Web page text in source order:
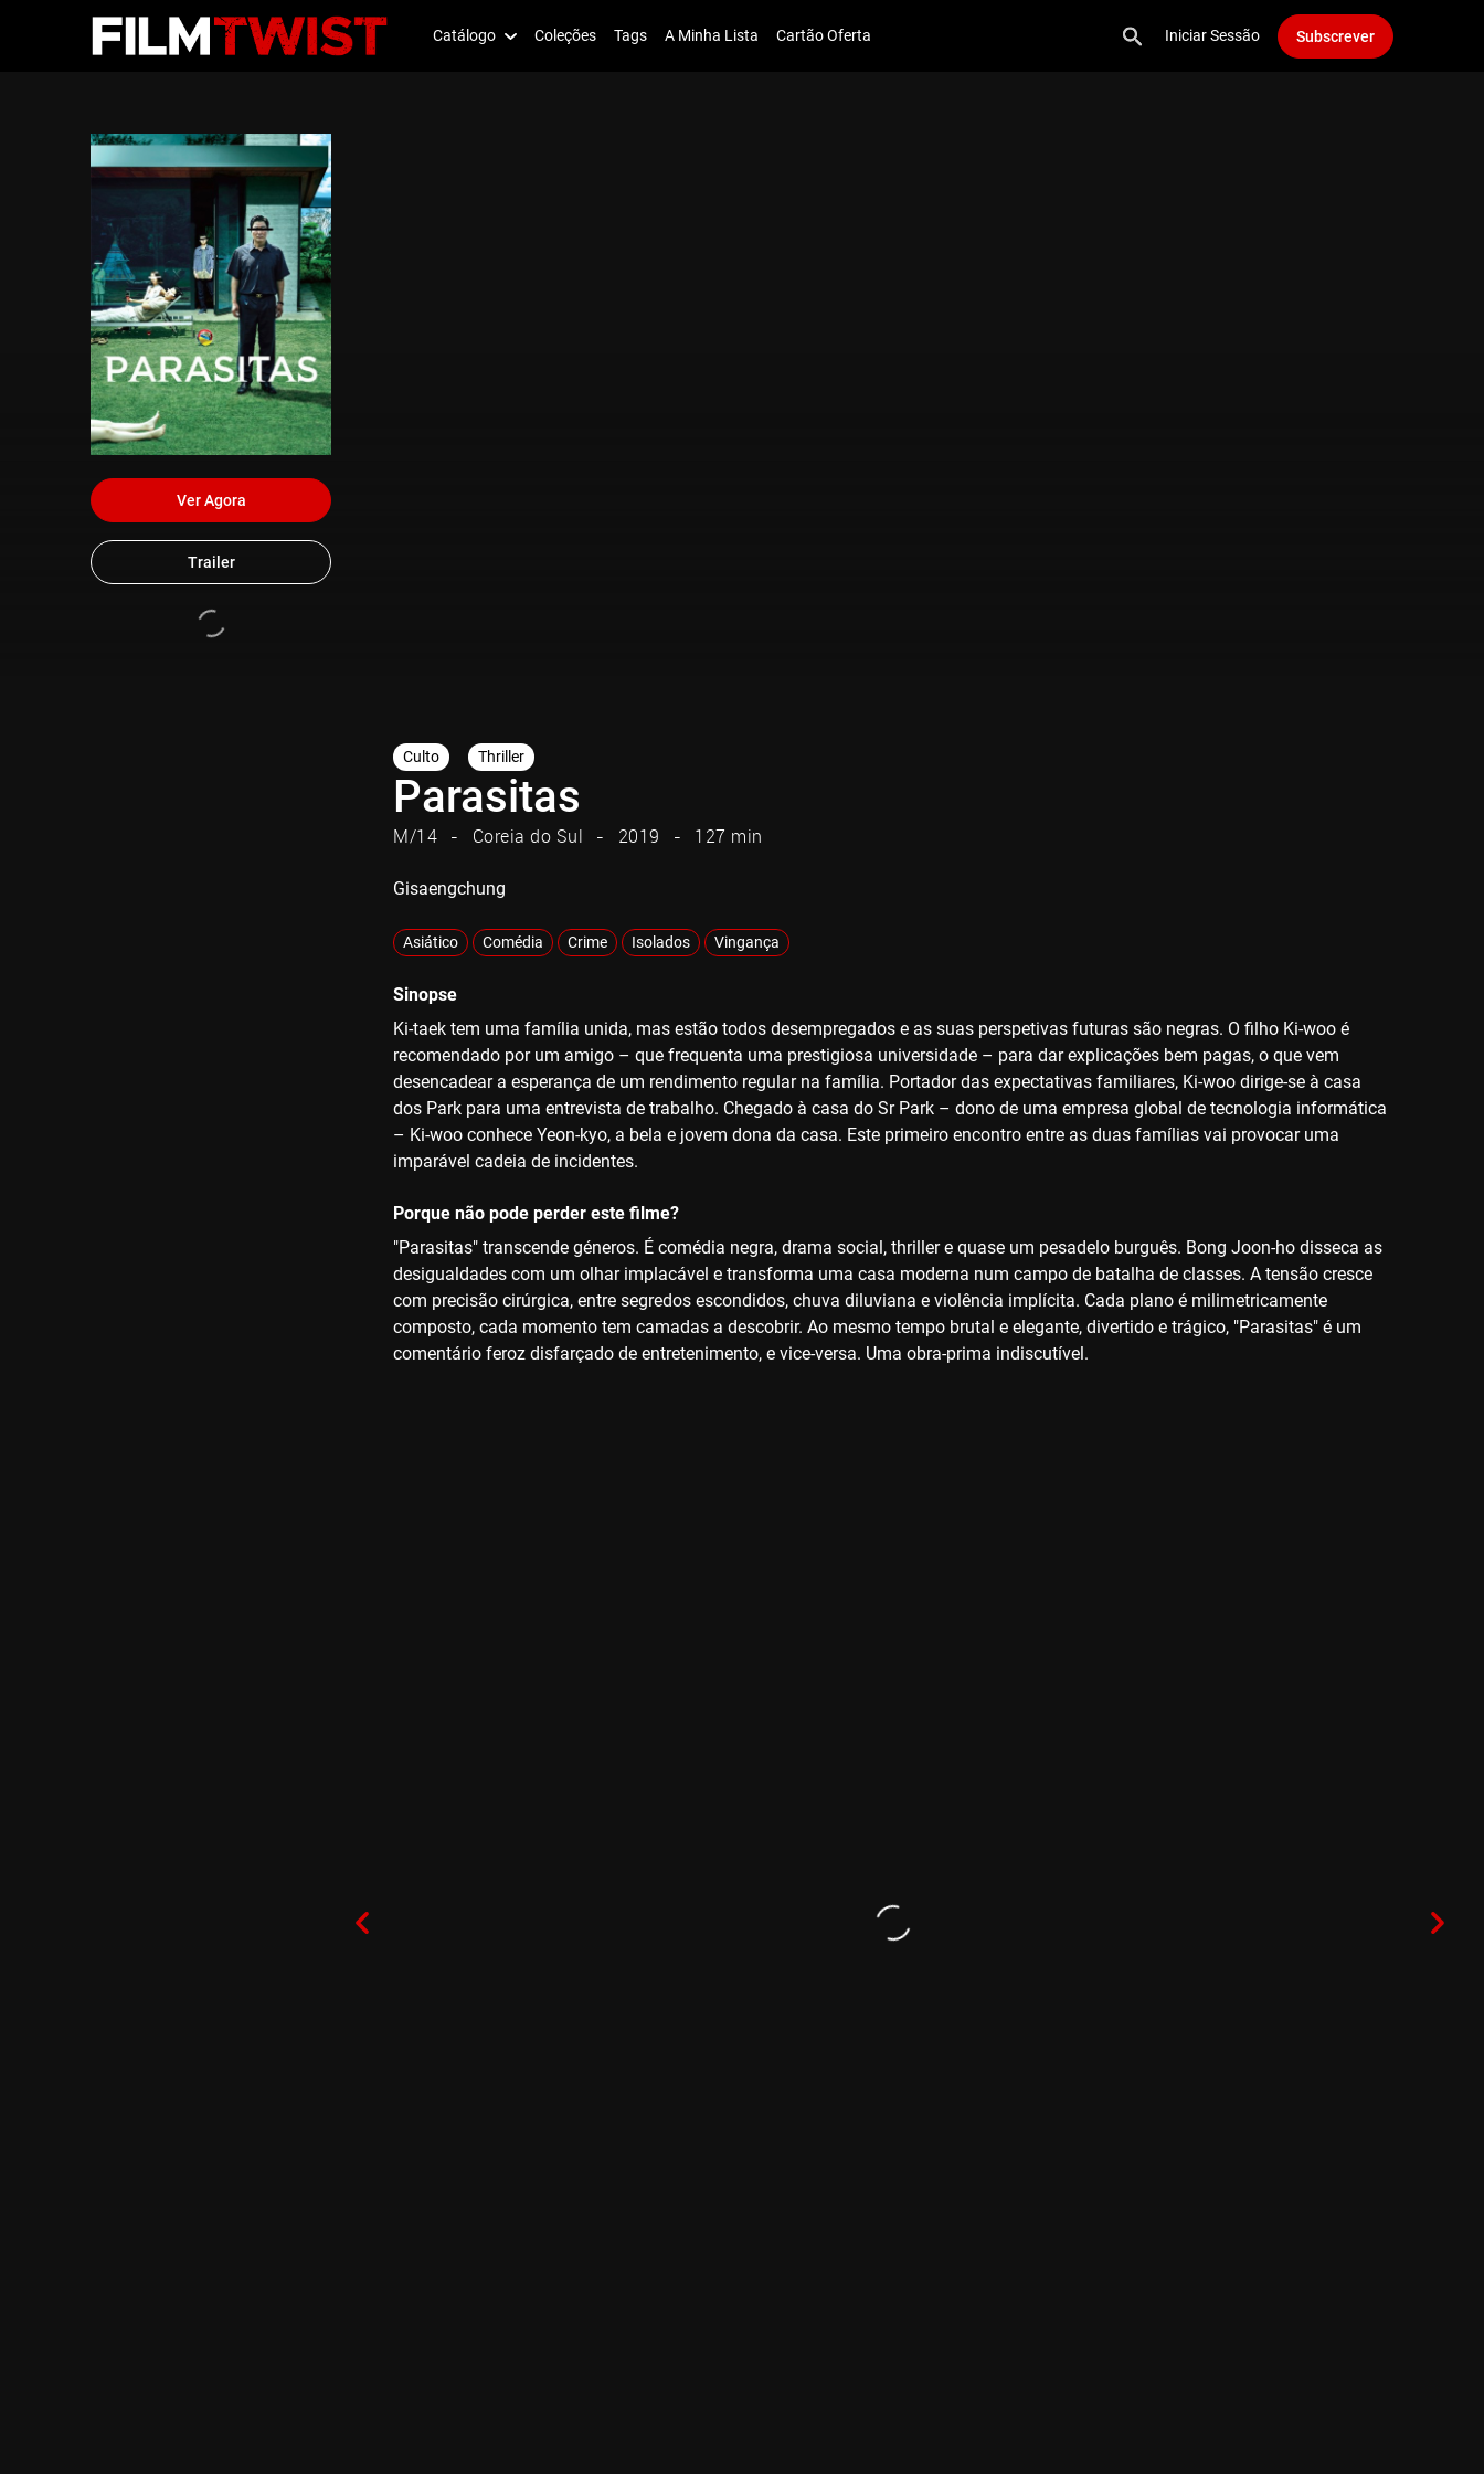
Catálogo Coleções Tags A Minha Lista Cartão Oferta Iniciar Sessão Subscrever
Ver Agora
Trailer
Culto Thriller
Parasitas
M/14 Coreia do Sul 2019 127 min
Gisaengchung
Asiático Comédia Crime Isolados Vingança
Sinopse
Ki-taek tem uma família unida, mas estão todos desempregados e as suas perspetivas futuras são negras. O filho Ki-woo é
recomendado por um amigo – que frequenta uma prestigiosa universidade – para dar explicações bem pagas, o que vem
desencadear a esperança de um rendimento regular na família. Portador das expectativas familiares, Ki-woo dirige-se à casa
dos Park para uma entrevista de trabalho. Chegado à casa do Sr Park – dono de uma empresa global de tecnologia informática
– Ki-woo conhece Yeon-kyo, a bela e jovem dona da casa. Este primeiro encontro entre as duas famílias vai provocar uma
imparável cadeia de incidentes.
Porque não pode perder este filme?
"Parasitas" transcende géneros. É comédia negra, drama social, thriller e quase um pesadelo burguês. Bong Joon-ho disseca as
desigualdades com um olhar implacável e transforma uma casa moderna num campo de batalha de classes. A tensão cresce
com precisão cirúrgica, entre segredos escondidos, chuva diluviana e violência implícita. Cada plano é milimetricamente
composto, cada momento tem camadas a descobrir. Ao mesmo tempo brutal e elegante, divertido e trágico, "Parasitas" é um
comentário feroz disfarçado de entretenimento, e vice-versa. Uma obra-prima indiscutível.